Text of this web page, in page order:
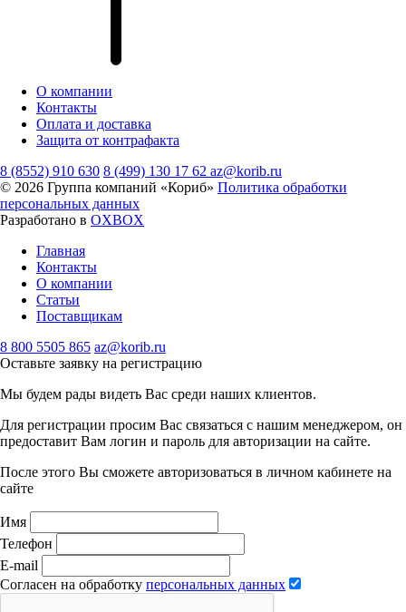
О компании
Контакты
Оплата и доставка
Защита от контрафакта
8 (8552) 910 630 8 (499) 130 17 62 az@korib.ru
© 2026 Группа компаний «Кориб» Политика обработки
персональных данных
Разработано в OXBOX
Главная
Контакты
О компании
Статьи
Поставщикам
8 800 5505 865 az@korib.ru
Оставьте заявку на регистрацию
Мы будем рады видеть Вас среди наших клиентов.
Для регистрации просим Вас связаться с нашим менеджером, он
предоставит Вам логин и пароль для авторизации на сайте.
После этого Вы сможете авторизоваться в личном кабинете на
сайте
Имя
Телефон
E-mail
Согласен на обработку персональных данных